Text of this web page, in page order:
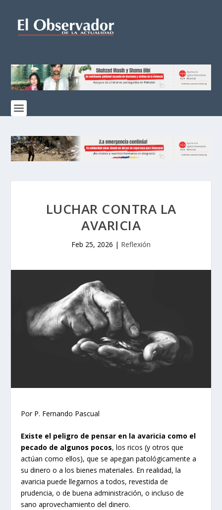
LUCHAR CONTRA LA
AVARICIA
Feb 25, 2026 | Reflexión
Por P. Fernando Pascual
Existe el peligro de pensar en la avaricia como el
pecado de algunos pocos, los ricos (y otros que
actúan como ellos), que se apegan patológicamente a
su dinero o a los bienes materiales. En realidad, la
avaricia puede llegarnos a todos, revestida de
prudencia, o de buena administración, o incluso de
sano aprovechamiento del dinero.